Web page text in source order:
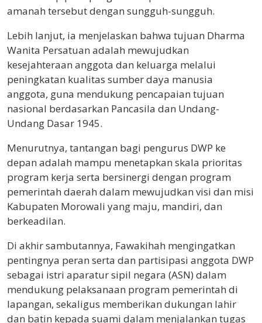
amanah tersebut dengan sungguh-sungguh.
Lebih lanjut, ia menjelaskan bahwa tujuan Dharma
Wanita Persatuan adalah mewujudkan
kesejahteraan anggota dan keluarga melalui
peningkatan kualitas sumber daya manusia
anggota, guna mendukung pencapaian tujuan
nasional berdasarkan Pancasila dan Undang-
Undang Dasar 1945.
Menurutnya, tantangan bagi pengurus DWP ke
depan adalah mampu menetapkan skala prioritas
program kerja serta bersinergi dengan program
pemerintah daerah dalam mewujudkan visi dan misi
Kabupaten Morowali yang maju, mandiri, dan
berkeadilan.
Di akhir sambutannya, Fawakihah mengingatkan
pentingnya peran serta dan partisipasi anggota DWP
sebagai istri aparatur sipil negara (ASN) dalam
mendukung pelaksanaan program pemerintah di
lapangan, sekaligus memberikan dukungan lahir
dan batin kepada suami dalam menjalankan tugas